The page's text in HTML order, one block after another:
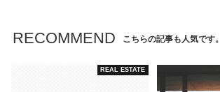
RECOMMEND こちらの記事も人気です。
REAL ESTATE